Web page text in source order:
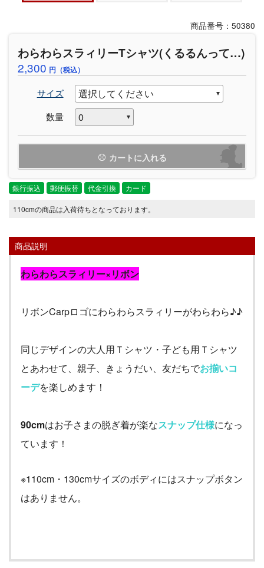
商品番号：50380
わらわらスラィリーTシャツ(くるるんって…)
2,300 円（税込）
サイズ
数量
カートに入れる
銀行振込 郵便振替 代金引換 カード
110cmの商品は入荷待ちとなっております。
商品説明
わらわらスラィリー×リボン
リボンCarpロゴにわらわらスラィリーがわらわら♪♪
同じデザインの大人用Ｔシャツ・子ども用Ｔシャツ
とあわせて、親子、きょうだい、友だちでお揃いコ
ーデを楽しめます！
90cmはお子さまの脱ぎ着が楽なスナップ仕様になっ
ています！
※110cm・130cmサイズのボディにはスナップボタン
はありません。